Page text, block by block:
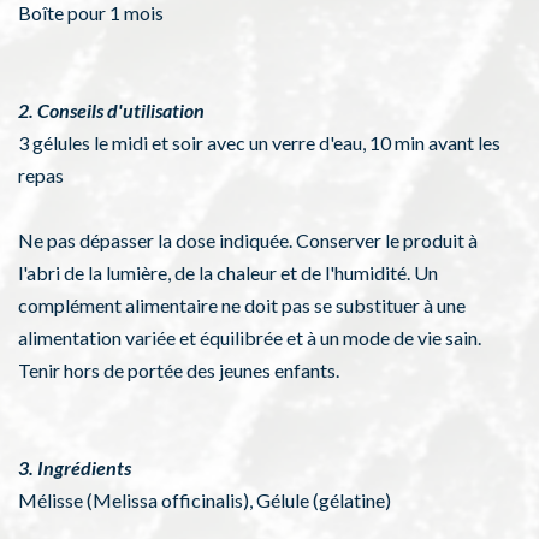
Boîte pour 1 mois
2. Conseils d'utilisation
3 gélules le midi et soir avec un verre d'eau, 10 min avant les
repas
Ne pas dépasser la dose indiquée. Conserver le produit à
l'abri de la lumière, de la chaleur et de l'humidité. Un
complément alimentaire ne doit pas se substituer à une
alimentation variée et équilibrée et à un mode de vie sain.
Tenir hors de portée des jeunes enfants.
3. Ingrédients
Mélisse (Melissa officinalis), Gélule (gélatine)